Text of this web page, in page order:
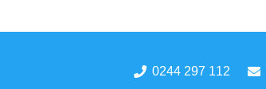
0244 297 112